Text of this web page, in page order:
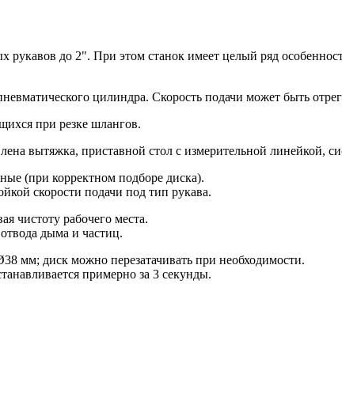
рукавов до 2". При этом станок имеет целый ряд
цилиндра. Скорость подачи может быть
при резке шлангов.
вытяжка, приставной стол с измерительной линейкой,
(при корректном подборе диска).
скорости подачи под тип рукава.
чистоту рабочего места.
дыма и частиц.
мм; диск можно перезатачивать при необходимости.
примерно за 3 секунды.